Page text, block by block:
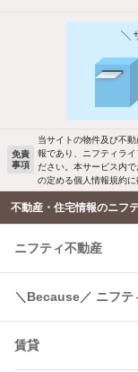
バス・トイレ別
洗濯機置場あり
エアコンあり
温水洗浄便座
コンロ2口以上
免責
事項
当サイトの物件及び不
報であり、ニフティラ
ださい。本サービス内
の定める個人情報規約に
不動産・住宅情報のニフ
ニフティ不動産
＼Because／ ニフテ
賃貸